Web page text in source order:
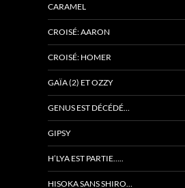
CARAMEL
CROISÉ: AARON
CROISÉ: HOMER
GAÏA (2) ET OZZY
GENUS EST DÉCÉDÉ…
GIPSY
H’LYA EST PARTIE…..
HISOKA SANS SHIRO…